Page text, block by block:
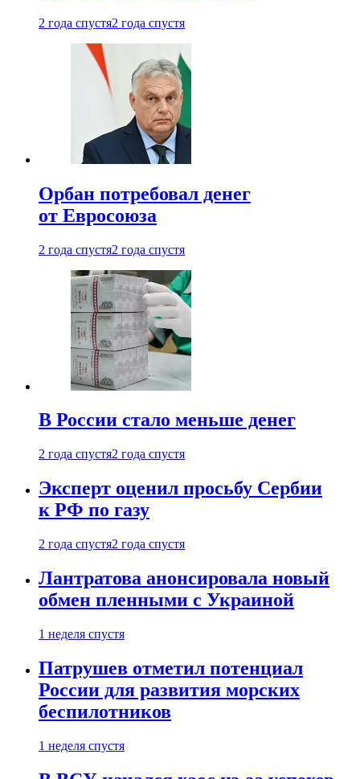
2 года спустя2 года спустя
Орбан потребовал денег
от Евросоюза
2 года спустя2 года спустя
В России стало меньше денег
2 года спустя2 года спустя
Эксперт оценил просьбу Сербии
к РФ по газу
2 года спустя2 года спустя
Лантратова анонсировала новый
обмен пленными с Украиной
1 неделя спустя
Патрушев отметил потенциал
России для развития морских
беспилотников
1 неделя спустя